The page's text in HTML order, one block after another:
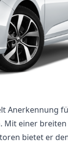
Anerkennung
Mit einer
bietet er